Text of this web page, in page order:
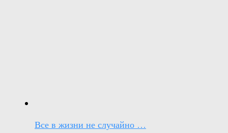
Все в жизни не случайно …